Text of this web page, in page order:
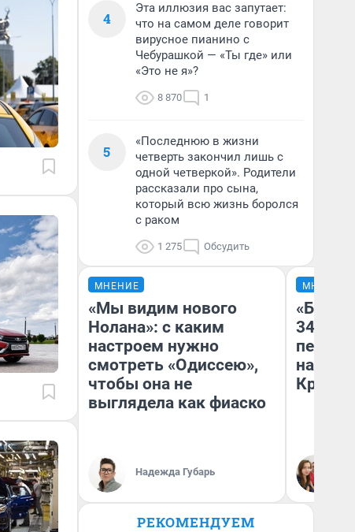
4
Эта иллюзия вас запутает:
что на самом деле говорит
вирусное пианино с
Чебурашкой — «Ты где» или
«Это не я»?
8 870 1
5
«Последнюю в жизни
четверть закончил лишь с
одной четверкой». Родители
рассказали про сына,
который всю жизнь боролся
с раком
1 275 Обсудить
МНЕНИЕ
«Мы видим нового
Нолана»: с каким
настроем нужно
смотреть «Одиссею»,
чтобы она не
выглядела как фиаско
Надежда Губарь
МНЕНИЕ
«Был
349
на
Крым
РЕКОМЕНДУЕМ